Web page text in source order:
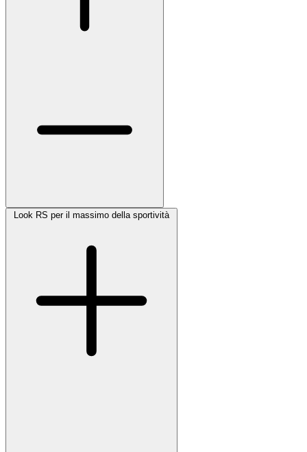
Look RS per il massimo della sportività